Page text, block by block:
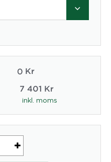
0 Kr
7 401 Kr
inkl. moms